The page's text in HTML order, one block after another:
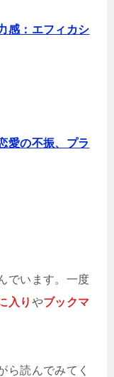
感：エフィカシ
愛の不振、プラ
でいます。一度
入り やブックマ
ら読んでみてく